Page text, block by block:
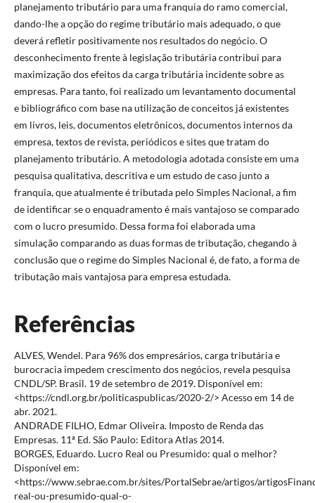
planejamento tributário para uma franquia do ramo comercial,
dando-lhe a opção do regime tributário mais adequado, o que
deverá refletir positivamente nos resultados do negócio. O
desconhecimento frente à legislação tributária contribui para
maximização dos efeitos da carga tributária incidente sobre as
empresas. Para tanto, foi realizado um levantamento documental
e bibliográfico com base na utilização de conceitos já existentes
em livros, leis, documentos eletrônicos, documentos internos da
empresa, textos de revista, periódicos e sites que tratam do
planejamento tributário. A metodologia adotada consiste em uma
pesquisa qualitativa, descritiva e um estudo de caso junto a
franquia, que atualmente é tributada pelo Simples Nacional, a fim
de identificar se o enquadramento é mais vantajoso se comparado
com o lucro presumido. Dessa forma foi elaborada uma
simulação comparando as duas formas de tributação, chegando à
conclusão que o regime do Simples Nacional é, de fato, a forma de
tributação mais vantajosa para empresa estudada.
Referências
ALVES, Wendel. Para 96% dos empresários, carga tributária e
burocracia impedem crescimento dos negócios, revela pesquisa
CNDL/SP. Brasil. 19 de setembro de 2019. Disponível em:
<https://cndl.org.br/politicaspublicas/2020-2/> Acesso em 14 de
abr. 2021.
ANDRADE FILHO, Edmar Oliveira. Imposto de Renda das
Empresas. 11ª Ed. São Paulo: Editora Atlas 2014.
BORGES, Eduardo. Lucro Real ou Presumido: qual o melhor?
Disponível em:
<https://www.sebrae.com.br/sites/PortalSebrae/artigos/
real-ou-presumido-qual-o-